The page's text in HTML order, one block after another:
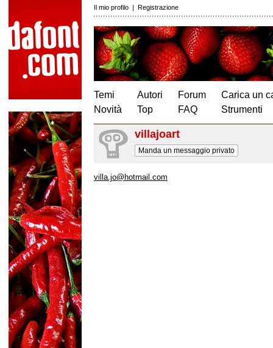
Il mio profilo | Registrazione
Temi
Novità
Autori
Top
Forum
FAQ
Carica un
Strumenti
villajoart
Manda un messaggio privato
villa.jo@hotmail.com